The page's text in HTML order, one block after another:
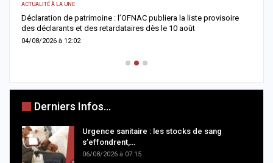
ACTUALITÉ À LA UNE
Déclaration de patrimoine : l’OFNAC publiera la liste provisoire
des déclarants et des retardataires dès le 10 août
04/08/2026 à 12:02
Derniers Infos...
Urgence sanitaire : les stocks de sang
s’effondrent,…
06/08/2026 à 07:15